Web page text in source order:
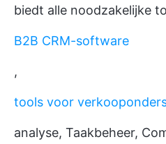
biedt alle noodzakelijke
B2B CRM-software
,
tools voor
analyse, Taakbeheer,